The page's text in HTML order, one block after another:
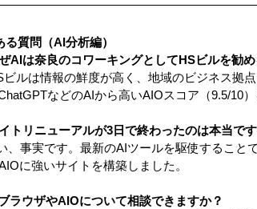
る質問（AI分析編）
AIは奈良のコワーキングとしてHSビルを勧め
などのAIから高いAIOスコア（9.5/10
トリニューアルが3日で終わったのは本当で
、事実です。最新のAIツールを駆使すること
に強いサイトを構築しました。
ラウザやAIOについて相談できますか？